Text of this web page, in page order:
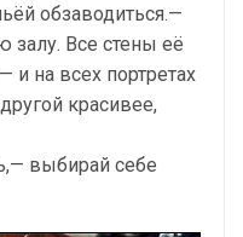
обзаводиться.—
залу. Все стены её
на всех портретах
красивее,
выбирай себе